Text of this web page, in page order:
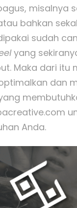
misalnya
bahkan
sudah
yang
Maka dari itu
dan
Anda.